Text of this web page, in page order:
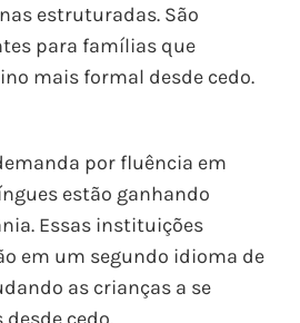
estruturadas. São
para famílias que
mais formal desde cedo.
por fluência em
estão ganhando
Essas instituições
em um segundo idioma de
as crianças a se